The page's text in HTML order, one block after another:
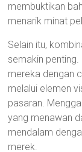
membuktikan
menarik minat
Selain itu,
semakin
mereka dengan
melalui elemen
pasaran.
yang menawan
mendalam
merek.